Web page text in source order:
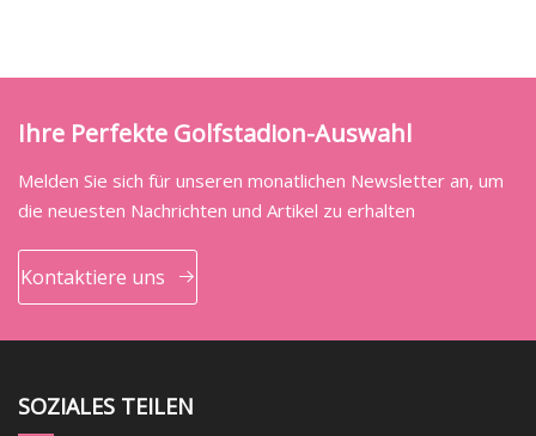
Ihre Perfekte Golfstadion-Auswahl
Melden Sie sich für unseren monatlichen Newsletter an, um
die neuesten Nachrichten und Artikel zu erhalten
Kontaktiere uns
SOZIALES TEILEN